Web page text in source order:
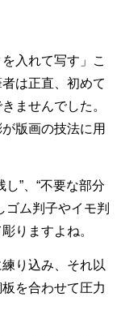
入れて写す」こ
は正直、初めて
ませんでした。
版画の技法に用
”、“不要な部分
ゴム判子やイモ判
りますよね。
り込み、それ以
を合わせて圧力